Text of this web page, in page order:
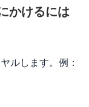
かけるには
ルします。例：